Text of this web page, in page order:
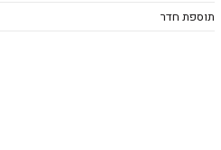
תוספת חדר